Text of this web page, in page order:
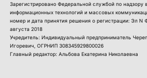
Зарегистрировано Федеральной службой по надзору
информационных технологий и массовых
номер и дата принятия решения о регистрации: Эл N
августа 2018
Учредитель: Индивидуальный предприниматель
Игоревич, ОГРНИП 308345929800026
Главный редактор: Альбова Екатерина Николаевна